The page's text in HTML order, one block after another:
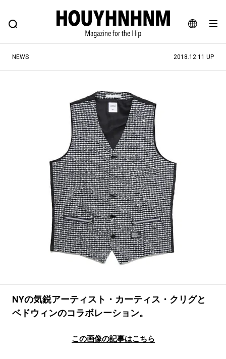
JA
EN
FEATURE BLOG SNAP
ヒップなファッション、カルチャー、ライフスタイルWEBマガジン
#SHOPPING ADDICT #憧れの逸品
#MONTHLY JOURNAL #ESSENTIAL DESIGNS
#NEW VINTAGE #古着サミット
#マイナーグッド図鑑 #フイナムのYouTube
#Commune H #FOCUS IT #AH.H
#ととけん #FASHION #MUSIC #MOVIE
#LIFESTYLE #SNEAKER #OUTDOOR
#SPORTS #HANDSOME HANDBOOK
NEWS 2018.12.11 UP
NYの気鋭アーティスト・カーティス・クリグと
ベドウィンのコラボレーション。
この画像の記事はこちら